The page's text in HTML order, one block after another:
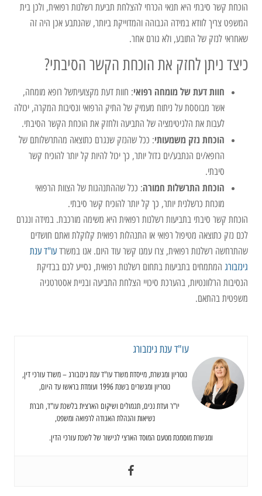
הוכחת קשר סיבתי היא תנאי הכרחי להצלחת תביעת רשלנות רפואית, ולכן בית
המשפט צריך לוודא במידה הגבוהה והמדוייקת ביותר, שהנתבע אכן היה זה
שאחראי לנזק של התובע, ולא גורם אחר.
כיצד ניתן לחזק את הוכחת הקשר הסיבתי?
חוות דעת של מומחה רפואי: חוות דעת מקצועיתשל רופא מומחה,
אשר מבוססת על ניתוח מעמיק של התיק הרפואי ונסיבות המקרה, יכולה
לעבות את הלגיטימציה של התביעה ולחזק את הוכחת הקשר הסיבתי.
הוכחת נזק משמעותי: ככל שהנזק שנגרם כתוצאה מהתרשלותם של
הרופא/ים הנתבע/ים גדול יותר, כך יכול להיות קל יותר להוכיח קשר
סיבתי.
הוכחת התרשלות חמורה: ככל שההתנהגות של הצוות הרפואי
מוכחת כרשלנית יותר, כך קל יותר להוכיח קשר סיבתי.
הוכחת קשר סיבתי בתביעות רשלנות רפואית היא משימה מורכבת. במידה ונגרם
לכם נזק כתוצאה מטיפול רפואי או התנהלות רפואית קלוקלת ואתם חושדים
שהתרחשה רשלנות רפואית, צרו עמנו קשר עוד היום. אנו במשרד עו"ד ענת
גינזבורג המתמחים בתביעות בתחום רשלנות רפואית, נסייע לכם בבדיקת
הנסיבות הרלוונטיות, בהערכת סיכויי הצלחת התביעה ובניית אסטרטגיה
משפטית בהתאם.
עו"ד ענת גינזבורג
נוטריון ומגשרת, מייסדת משרד עו"ד ענת גינזבורג – משרד עורכי דין,
נוטריון ומגשרים בשנת 1996 ועומדת בראשו עד היום,
יו"ר ועדת נכים, תגמולים ושיקום הארצית בלשכת עו"ד, חברת
נשיאות והנהלת האגודה לרפואה ומשפט,
ומגשרת מוסמכת מטעם המוסד הארצי לגישור של לשכת עורכי הדין.